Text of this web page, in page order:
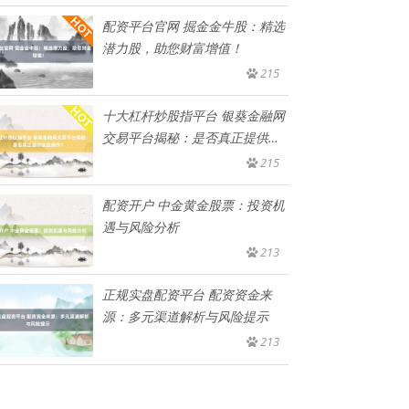
配资平台官网 掘金金牛股：精选
潜力股，助您财富增值！
215
十大杠杆炒股指平台 银葵金融网
交易平台揭秘：是否真正提供实
215
配资开户 中金黄金股票：投资机
遇与风险分析
213
正规实盘配资平台 配资资金来
源：多元渠道解析与风险提示
213